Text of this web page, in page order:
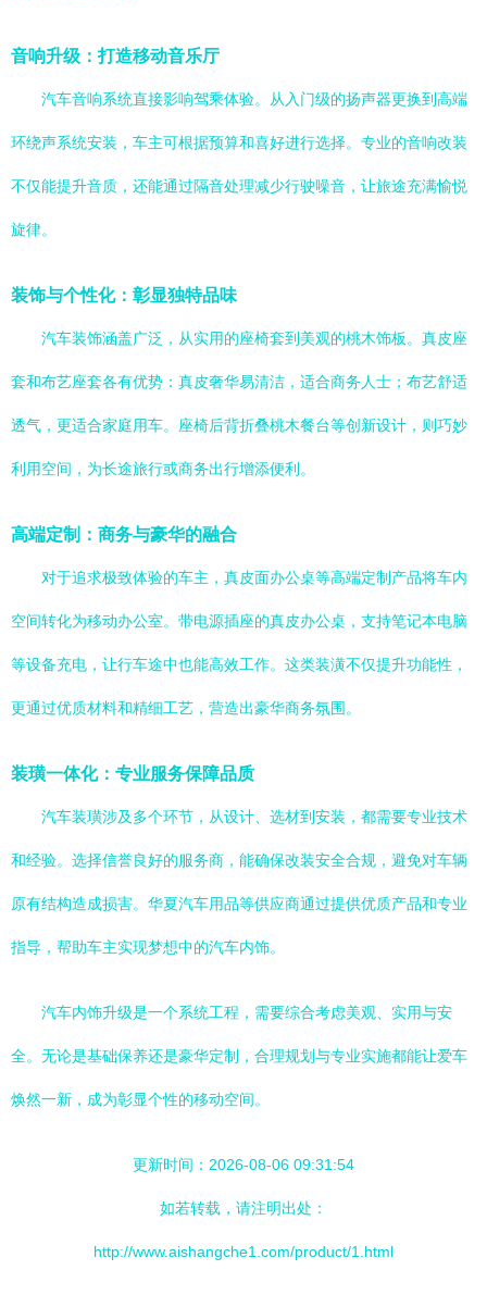
音响升级：打造移动音乐厅
汽车音响系统直接影响驾乘体验。从入门级的扬声器更换到高端
环绕声系统安装，车主可根据预算和喜好进行选择。专业的音响改装
不仅能提升音质，还能通过隔音处理减少行驶噪音，让旅途充满愉悦
旋律。
装饰与个性化：彰显独特品味
汽车装饰涵盖广泛，从实用的座椅套到美观的桃木饰板。真皮座
套和布艺座套各有优势：真皮奢华易清洁，适合商务人士；布艺舒适
透气，更适合家庭用车。座椅后背折叠桃木餐台等创新设计，则巧妙
利用空间，为长途旅行或商务出行增添便利。
高端定制：商务与豪华的融合
对于追求极致体验的车主，真皮面办公桌等高端定制产品将车内
空间转化为移动办公室。带电源插座的真皮办公桌，支持笔记本电脑
等设备充电，让行车途中也能高效工作。这类装潢不仅提升功能性，
更通过优质材料和精细工艺，营造出豪华商务氛围。
装璜一体化：专业服务保障品质
汽车装璜涉及多个环节，从设计、选材到安装，都需要专业技术
和经验。选择信誉良好的服务商，能确保改装安全合规，避免对车辆
原有结构造成损害。华夏汽车用品等供应商通过提供优质产品和专业
指导，帮助车主实现梦想中的汽车内饰。
汽车内饰升级是一个系统工程，需要综合考虑美观、实用与安
全。无论是基础保养还是豪华定制，合理规划与专业实施都能让爱车
焕然一新，成为彰显个性的移动空间。
更新时间：2026-08-06 09:31:54
如若转载，请注明出处：
http://www.aishangche1.com/product/1.html